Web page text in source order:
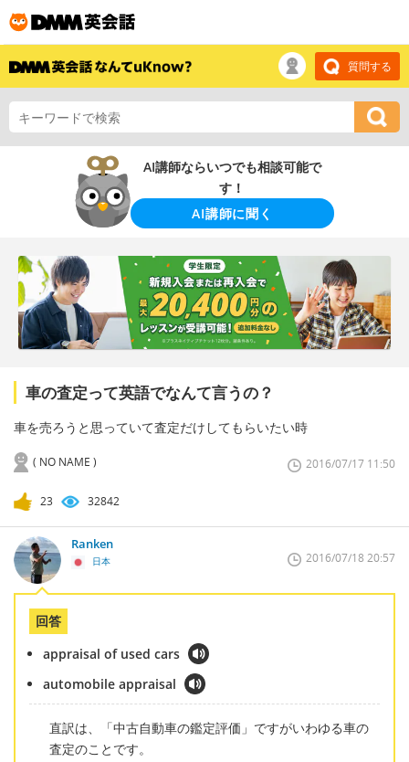
質問する
AI講師ならいつでも相談可能で
す！
AI講師に聞く
車の査定って英語でなんて言うの？
車を売ろうと思っていて査定だけしてもらいたい時
( NO NAME ) 2016/07/17 11:50
23 32842
Ranken
日本 2016/07/18 20:57
回答
appraisal of used cars
automobile appraisal
直訳は、「中古自動車の鑑定評価」ですがいわゆる車の
査定のことです。